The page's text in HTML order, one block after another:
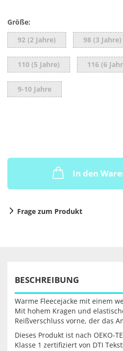
Größe:
92 (2 Jahre)
98 (3 Jahre)
110 (5 Jahre) 116 (6
9-10 Jahre
In den
Frage zum Produkt
BESCHREIBUNG
Warme Fleecejacke mit einem
Mit hohem Kragen und
Reißverschluss vorne, der das
Dieses Produkt ist nach OEKO-
Klasse 1 zertifiziert von DTI